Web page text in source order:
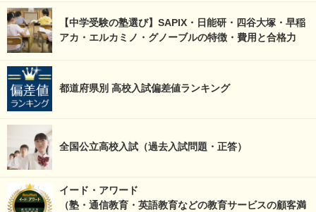
【中学受験の塾選び】SAPIX・日能研・四谷大塚・早稲
アカ・エルカミノ・グノーブルの特徴・費用と合格力
都道府県別 高校入試偏差値ランキング
全国公立高校入試（過去入試問題・正答）
イード・アワード
（塾・通信教育・英語教育などの教育サービスの顧客満